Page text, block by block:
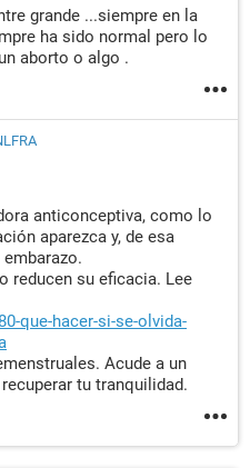
grande ...siempre en la
ha sido normal pero lo
aborto o algo .
anticonceptiva, como lo
aparezca y, de esa
reducen su eficacia. Lee
que-hacer-si-se-olvida-
Acude a un
tu tranquilidad.